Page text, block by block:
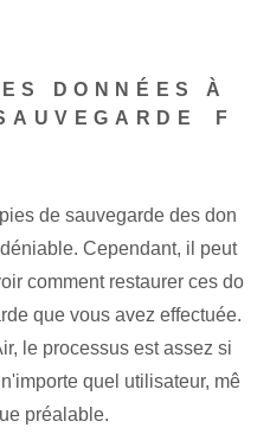
DONNÉES À
⁣F
de sauvegarde des don
Cependant, il peut
comment restaurer ces do
que vous avez effectuée.
le processus est assez si
quel utilisateur, mê
préalable.